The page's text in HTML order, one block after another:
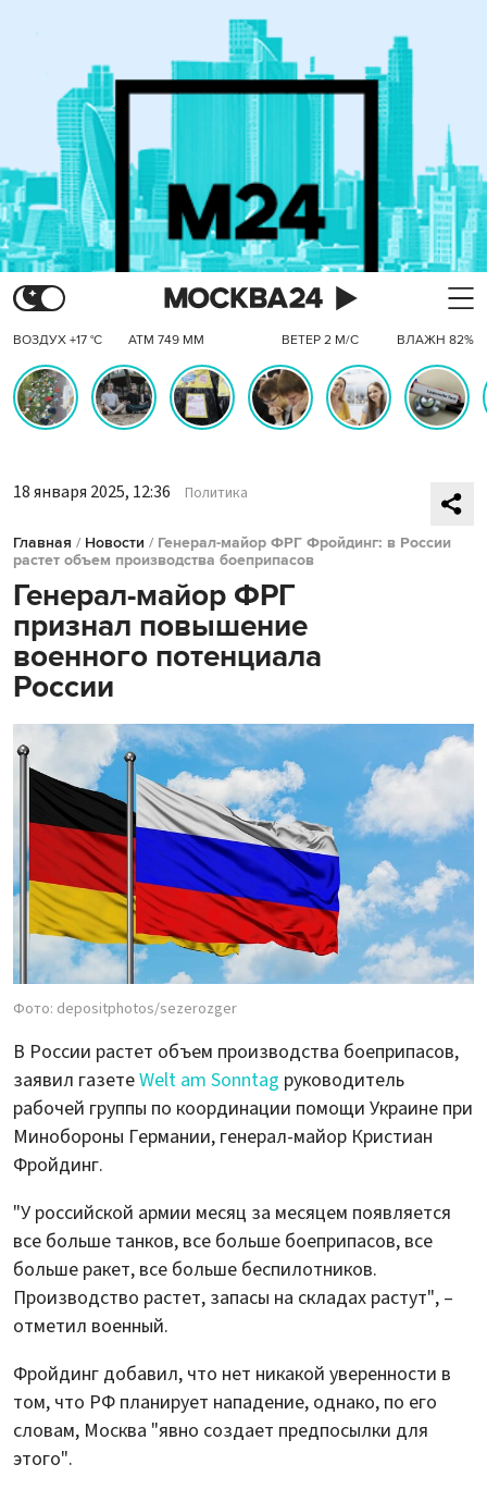
ВОЗДУХ +17 °C АТМ 749 ММ ВЕТЕР 2 М/С ВЛАЖН 82%
18 января 2025, 12:36 Политика
Главная / Новости / Генерал-майор ФРГ Фройдинг: в России
растет объем производства боеприпасов
Генерал-майор ФРГ
признал повышение
военного потенциала
России
Фото: depositphotos/sezerozger
В России растет объем производства боеприпасов,
заявил газетеWelt am Sonntag руководитель
рабочей группы по координации помощи Украине при
Минобороны Германии, генерал-майор Кристиан
Фройдинг.
"У российской армии месяц за месяцем появляется
все больше танков, все больше боеприпасов, все
больше ракет, все больше беспилотников.
Производство растет, запасы на складах растут", –
отметил военный.
Фройдинг добавил, что нет никакой уверенности в
том, что РФ планирует нападение, однако, по его
словам, Москва "явно создает предпосылки для
этого".